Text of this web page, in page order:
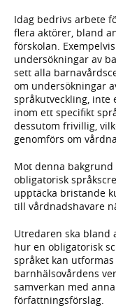
Idag bedrivs arbete
flera aktörer, bland
förskolan.
undersökningar av
sett alla
om undersökningar
språkutveckling, inte
inom ett specifikt
dessutom frivillig,
genomförs om
Mot denna
obligatorisk
upptäcka bristande
till vårdnadshavare
Utredaren ska bland
hur en obligatorisk
språket kan
barnhälsovårdens
samverkan med
författningsförslag.